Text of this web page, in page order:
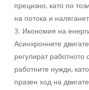
прецизно, като по
на потока и
3. Икономия на
Асинхронните
регулират работното
работните нужди,
празен ход на